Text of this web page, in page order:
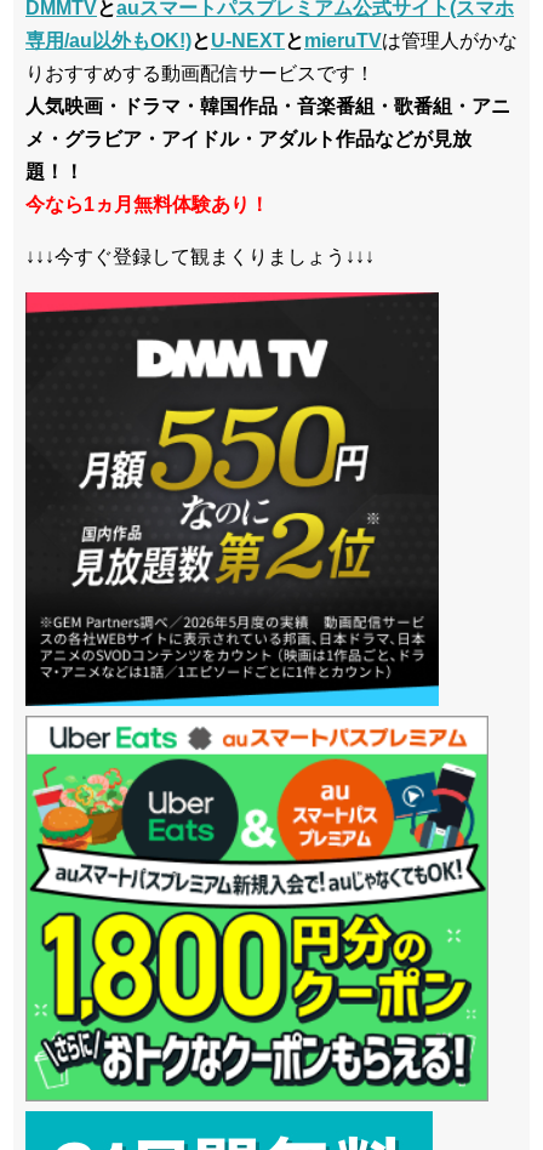
DMMTVとauスマートパスプレミアム公式サイト(スマホ
専用/au以外もOK!)とU-NEXTとmieruTVは管理人がかな
りおすすめする動画配信サービスです！
人気映画・ドラマ・韓国作品・音楽番組・歌番組・アニ
メ・グラビア・アイドル・アダルト作品などが見放
題！！
今なら1ヵ月無料体験あり！
↓↓↓今すぐ登録して観まくりましょう↓↓↓